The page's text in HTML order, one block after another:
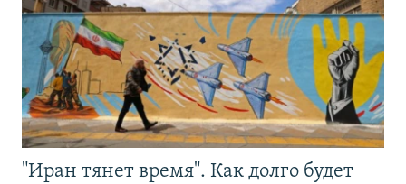
"Иран тянет время". Как долго будет